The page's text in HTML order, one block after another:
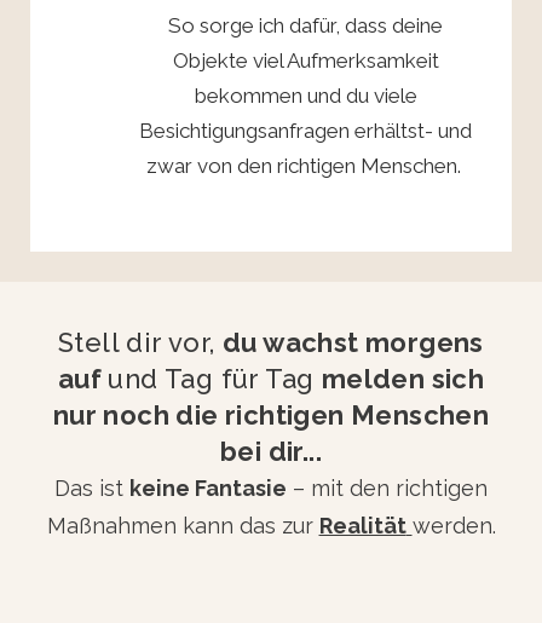
So sorge ich dafür, dass deine
Objekte viel Aufmerksamkeit
bekommen und du viele
Besichtigungsanfragen erhältst- und
zwar von den richtigen Menschen.
Stell dir vor, du wachst morgens
auf und Tag für Tag melden sich
nur noch die richtigen Menschen
bei dir...
Das ist keine Fantasie – mit den richtigen
Maßnahmen kann das zur Realität werden.